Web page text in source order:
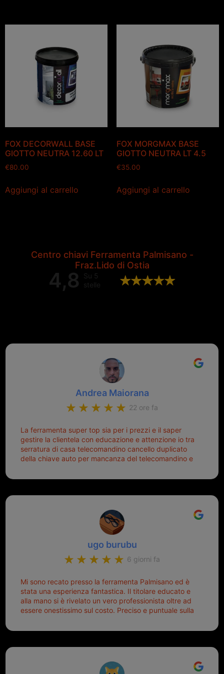
FOX DECORWALL BASE
GIOTTO NEUTRA 12.60 LT
€80.00
Aggiungi al carrello
FOX MORGMAX BASE
GIOTTO NEUTRA LT 4.5
€35.00
Aggiungi al carrello
Centro chiavi Ferramenta Palmisano -
Fraz.Lido di Ostia
4,8
Su 5
stelle
Andrea Maiorana
22 ore fa
La ferramenta super top sia per i prezzi e il saper
gestire la clientela con educazione e attenzione io tra
serratura di casa telecomandino cancello duplicato
della chiave auto per mancanza del telecomandino e
meglio ferramenta de ostia e poi il prorietario il signor
ugo burubu
6 giorni fa
Mi sono recato presso la ferramenta Palmisano ed è
stata una esperienza fantastica. Il titolare educato e
alla mano si è rivelato un vero professionista oltre ad
essere onestissimo sul costo. Preciso e puntuale sulla